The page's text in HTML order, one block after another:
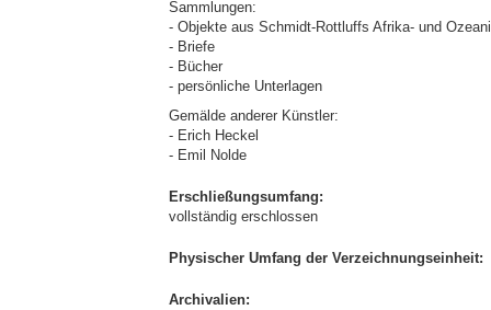
Sammlungen:
- Objekte aus Schmidt-Rottluffs Afrika- und
- Briefe
- Bücher
- persönliche Unterlagen
Gemälde anderer Künstler:
- Erich Heckel
- Emil Nolde
Erschließungsumfang:
vollständig erschlossen
Physischer Umfang der Verzeichnungseinheit:
Archivalien: